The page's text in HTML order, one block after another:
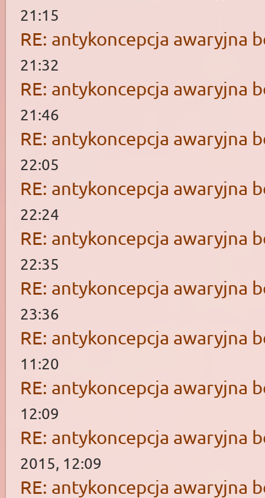
21:15
RE: antykoncepcja awaryjna
21:32
RE: antykoncepcja awaryjna
21:46
RE: antykoncepcja awaryjna
22:05
RE: antykoncepcja awaryjna
22:24
RE: antykoncepcja awaryjna
22:35
RE: antykoncepcja awaryjna
23:36
RE: antykoncepcja awaryjna
11:20
RE: antykoncepcja awaryjna
12:09
RE: antykoncepcja awaryjna
2015, 12:09
RE: antykoncepcja awaryjna